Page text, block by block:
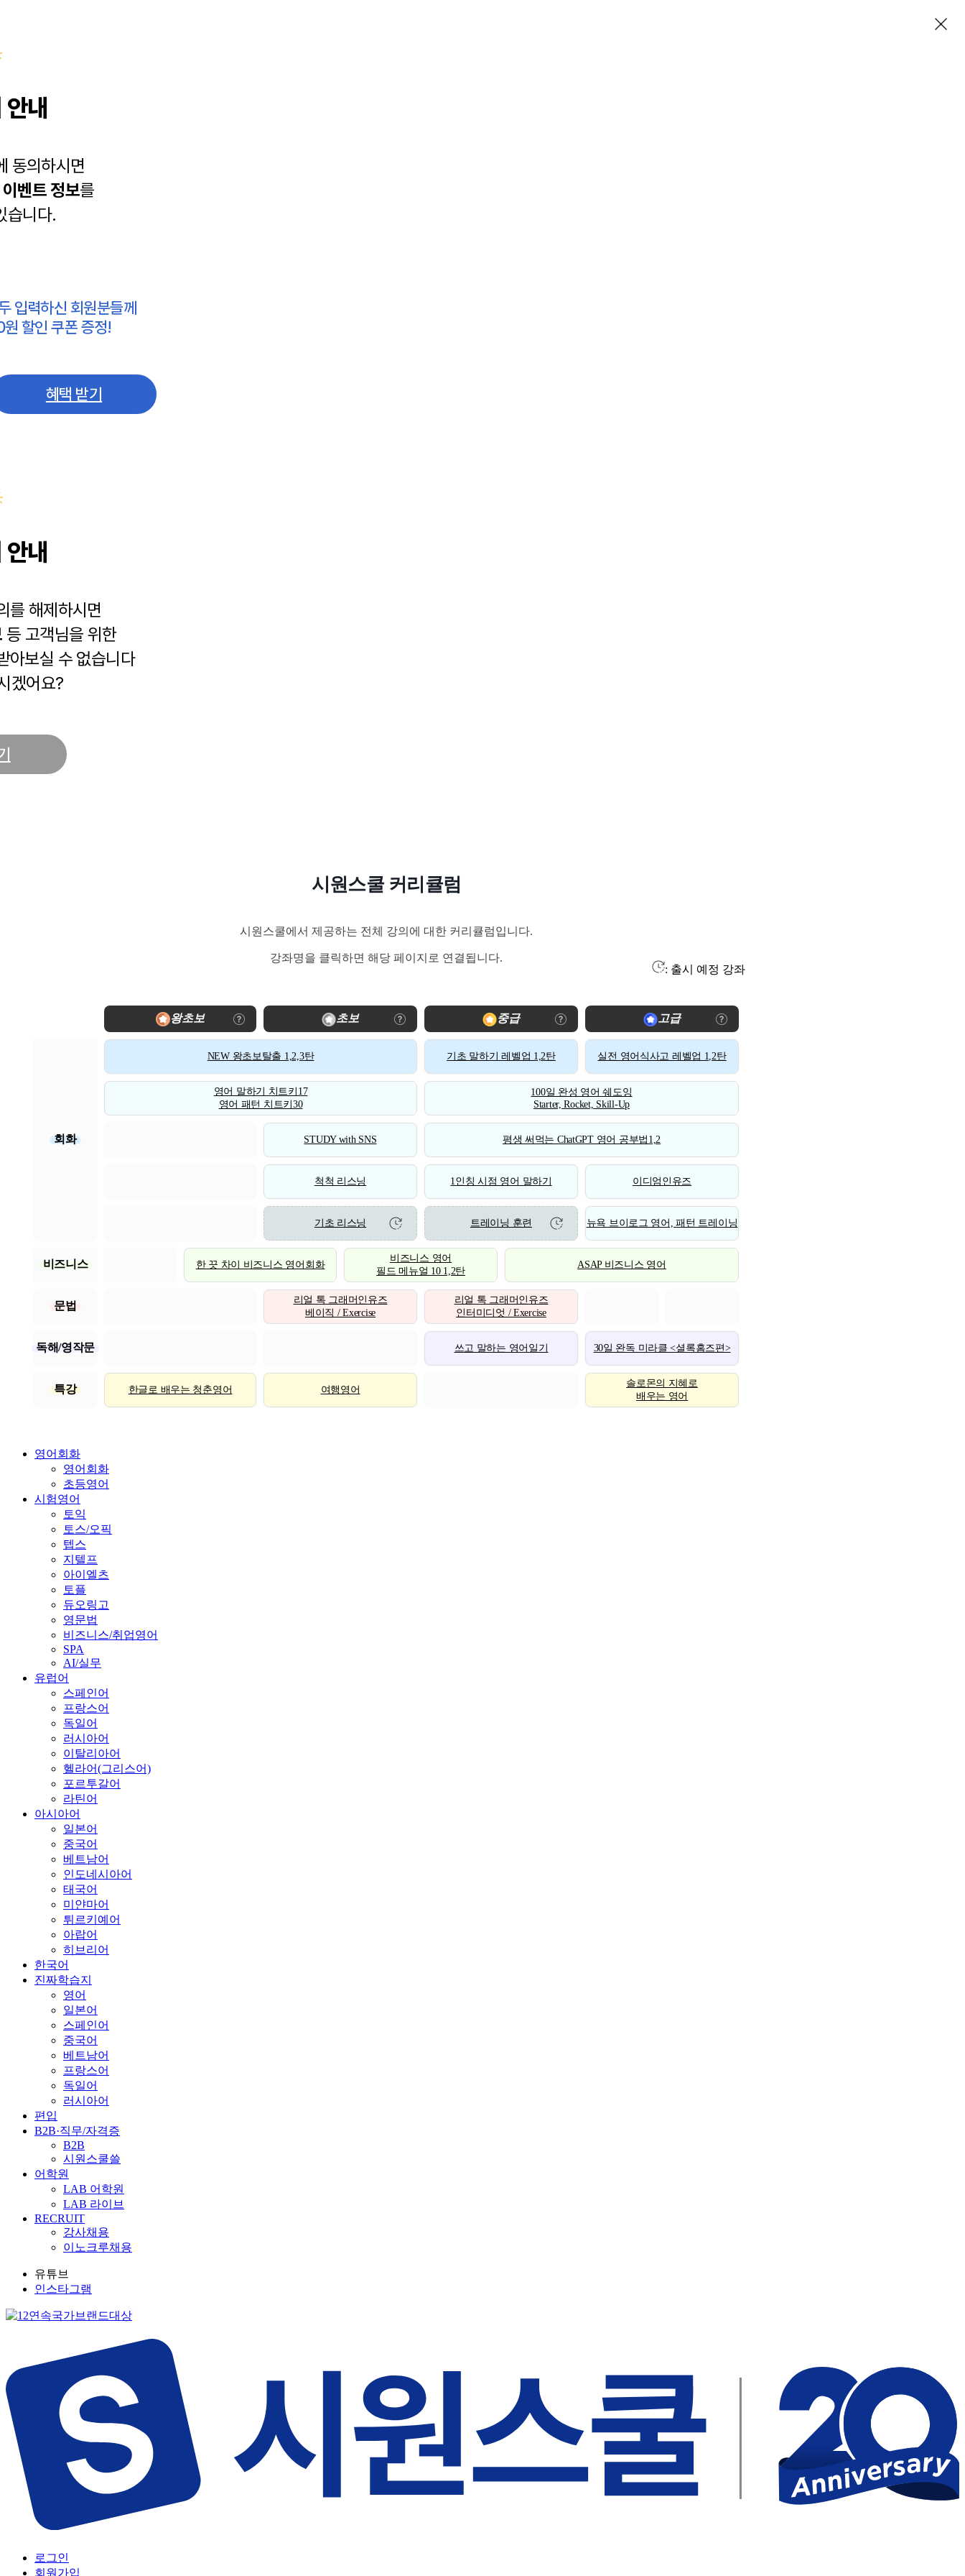
내
동의하시면
이벤트 정보를
습니다.
입력하신 회원분들께
할인 쿠폰 증정!
혜택 받기
내
를 해제하시면
등 고객님을 위한
아보실 수 없습니다
겠어요?
시원스쿨 커리큘럼
시원스쿨에서 제공하는 전체 강의에 대한 커리큘럼입니다.
강좌명을 클릭하면 해당 페이지로 연결됩니다.
: 출시 예정 강좌
왕초보 초보 중급 고급
회화
NEW 왕초보탈출 1,2,3탄 기초 말하기 레벨업 1,2탄 실전 영어식사고 레벨업 1,2탄
영어 말하기 치트키17
영어 패턴 치트키30
100일 완성 영어 쉐도잉
Starter, Rocket, Skill-Up
STUDY with SNS 평생 써먹는 ChatGPT 영어 공부법1,2
척척 리스닝 1인칭 시점 영어 말하기 이디엄인유즈
기초 리스닝 트레이닝 훈련 뉴욕 브이로그 영어, 패턴 트레이닝
비즈니스 한 끗 차이 비즈니스 영어회화
비즈니스 영어
필드 메뉴얼 10 1,2탄
ASAP 비즈니스 영어
문법
리얼 톡 그래머인유즈
베이직 / Exercise
리얼 톡 그래머인유즈
인터미디엇 / Exercise
독해/영작문 쓰고 말하는 영어일기 30일 완독 미라클 <셜록홈즈편>
특강 한글로 배우는 청춘영어 여행영어
솔로몬의 지혜로
배우는 영어
영어회화
영어회화
초등영어
시험영어
토익
토스/오픽
텝스
지텔프
아이엘츠
토플
듀오링고
영문법
비즈니스/취업영어
SPA
AI/실무
유럽어
스페인어
프랑스어
독일어
러시아어
이탈리아어
헬라어(그리스어)
포르투갈어
라틴어
아시아어
일본어
중국어
베트남어
인도네시아어
태국어
미얀마어
튀르키예어
아랍어
히브리어
한국어
진짜학습지
영어
일본어
스페인어
중국어
베트남어
프랑스어
독일어
러시아어
편입
B2B·직무/자격증
B2B
시원스쿨쓸
어학원
LAB 어학원
LAB 라이브
RECRUIT
강사채용
이노크루채용
유튜브
인스타그램
로그인
회원가입